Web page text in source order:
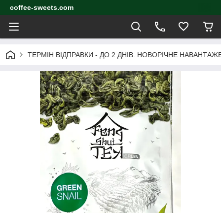
coffee-sweets.com
ТЕРМІН ВІДПРАВКИ - ДО 2 ДНІВ. НОВОРІЧНЕ